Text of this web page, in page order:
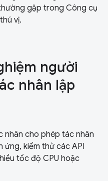
gặp trong Công cụ
vị.
người
nhân lập
nhân cho phép tác nhân
ứng, kiểm thử các API
tốc độ CPU hoặc